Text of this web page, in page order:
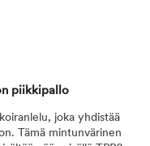
piikkipallo
joka yhdistää
Tämä mintunvärinen